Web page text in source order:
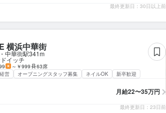
最終更新日：30日以上前
横浜中華街
中華街駅341m
イッチ
～￥999
63席
営 オープニングスタッフ募集 ネイルOK 新卒歓迎
月給22〜35万円
最終更新日：23日前